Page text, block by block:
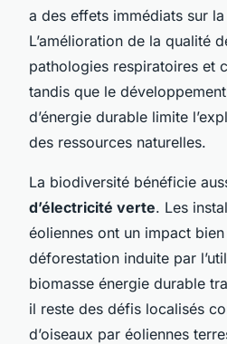
a des effets immédiats sur
L’amélioration de la qualité
pathologies respiratoires et
tandis que le
d’énergie durable limite
des ressources naturelles.
La biodiversité bénéficie
d’électricité verte. Les
éoliennes ont un impact
déforestation induite par
biomasse énergie durable
il reste des défis localisés
d’oiseaux par éoliennes